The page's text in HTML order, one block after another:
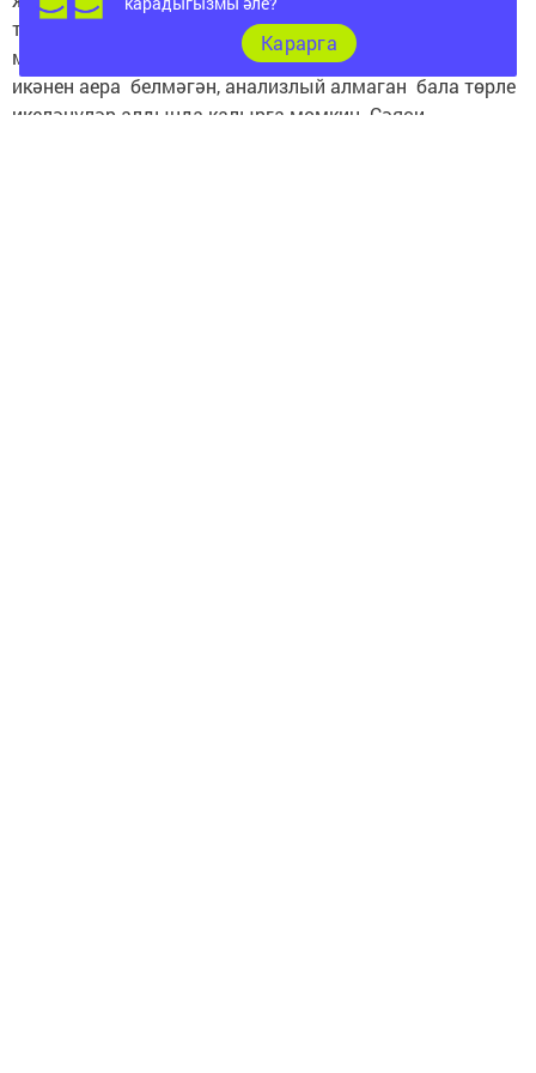
төрле информацион технологияләр аша күп төрле
мәгълүмат ала. Мәгълүматның яхшымы-начармы
икәнен аера белмәгән, анализлый алмаган бала төрле
икеләнүләр алдында калырга мөмкин. Сәяси
Карарга